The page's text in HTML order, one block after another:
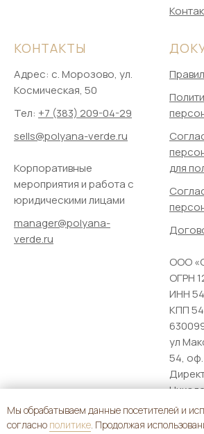
Мы обрабатываем данные посетителей и
согласно политике. Продолжая
КОНТАКТЫ
Адрес: ​с. Морозово, ул.
Космическая, 50
Тел: +7 (383) 209-04-29
sells@polyana-verde.ru
Корпоративные
мероприятия и работа с
юридическими лицами
manager@polyana-
verde.ru
для
ООО
ОГРН
ИНН
КПП
ул
54, оф.